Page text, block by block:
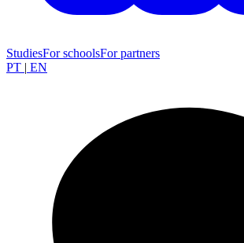
StudiesFor schoolsFor partners
PT | EN